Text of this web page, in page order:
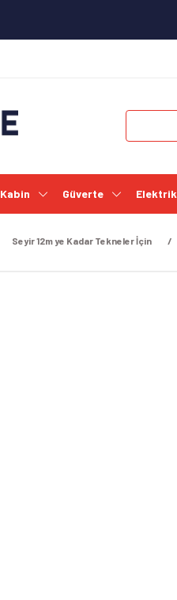
Kabin Güverte Elektrik
Seyir 12m ye Kadar Tekneler İçin